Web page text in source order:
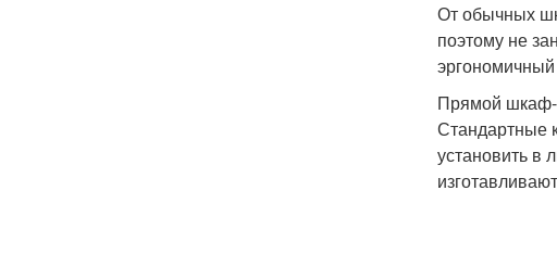
От обычных
поэтому не
Прямой шкаф-
Стандартные
установить в